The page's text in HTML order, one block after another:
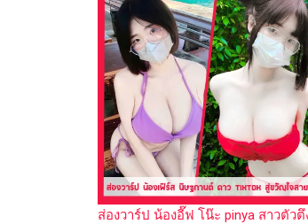
ส่องวาร์ป น้องอี๊ฟ โน๊ะ pinya สาวตัว